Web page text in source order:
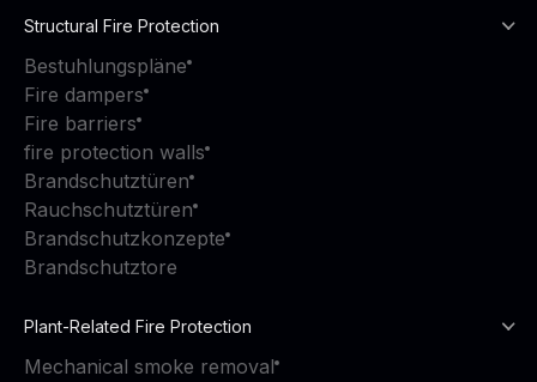
Structural Fire Protection
Bestuhlungspläne
Fire dampers
Fire barriers
fire protection walls
Brandschutztüren
Rauchschutztüren
Brandschutzkonzepte
Brandschutztore
Plant-Related Fire Protection
Mechanical smoke removal